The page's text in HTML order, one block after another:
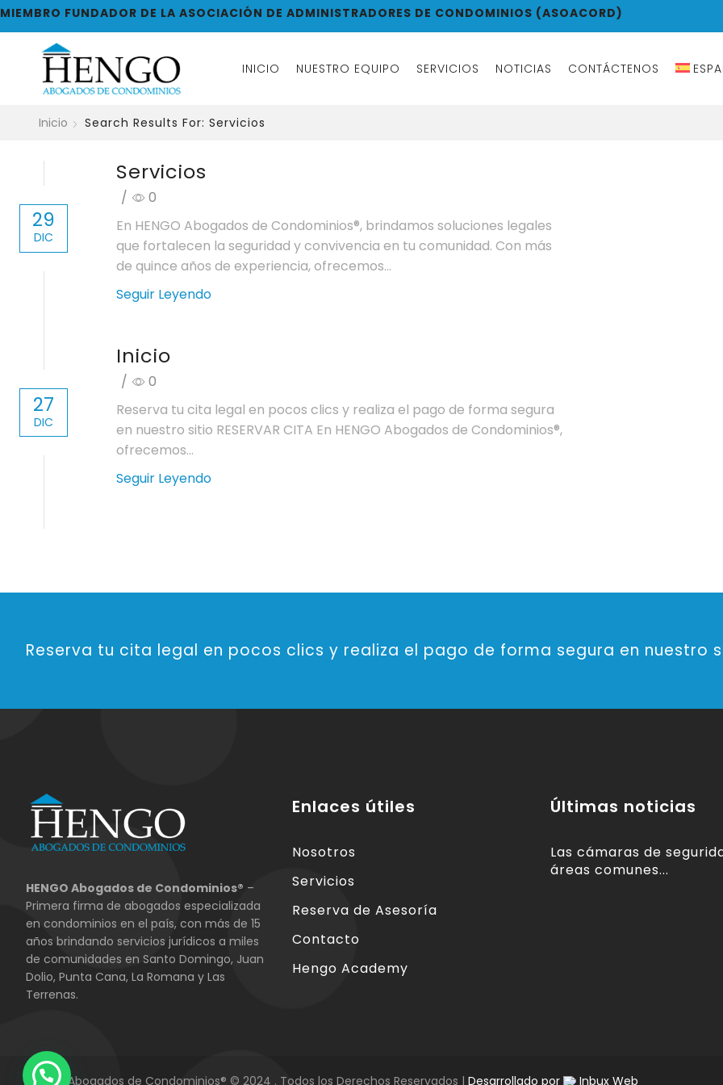
MIEMBRO FUNDADOR DE LA ASOCIACIÓN DE ADMINISTRADORES DE CONDOMINIOS (ASOACORD)
INICIO NUESTRO EQUIPO SERVICIOS NOTICIAS CONTÁCTENOS
Inicio Search Results For: Servicios
Servicios
/
0
En HENGO Abogados de Condominios®, brindamos soluciones legales
que fortalecen la seguridad y convivencia en tu comunidad. Con más
de quince años de experiencia, ofrecemos...
Seguir Leyendo
29
DIC
Inicio
/
0
Reserva tu cita legal en pocos clics y realiza el pago de forma segura
en nuestro sitio RESERVAR CITA En HENGO Abogados de Condominios®,
ofrecemos...
Seguir Leyendo
27
DIC
Reserva tu cita legal en pocos clics y realiza el pago de forma segura en nuestro
HENGO Abogados de Condominios® –
Primera firma de abogados especializada
en condominios en el país, con más de 15
años brindando servicios jurídicos a miles
de comunidades en Santo Domingo, Juan
Dolio, Punta Cana, La Romana y Las
Terrenas.
Enlaces útiles
Nosotros
Servicios
Reserva de Asesoría
Contacto
Hengo Academy
Últimas noticias
Las cámaras de
áreas comunes...
HENGO Abogados de Condominios® © 2024 . Todos los Derechos Reservados | Desarrollado por Inbux Web